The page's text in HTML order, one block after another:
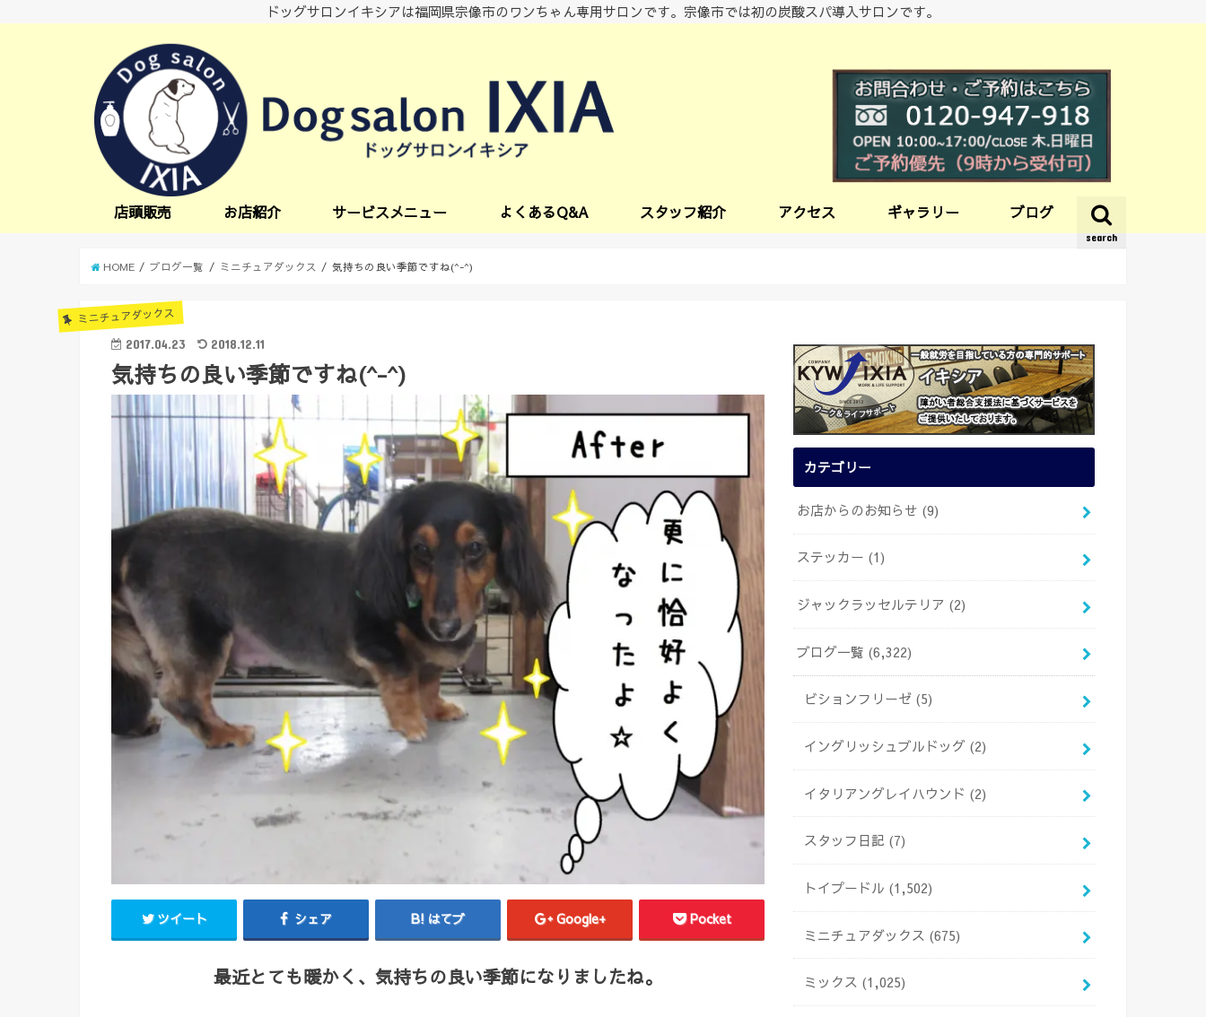
ドッグサロンイキシアは福岡県宗像市のワンちゃん専用サロンです。宗像市では初の炭酸スパ導入サロンです。
search
店頭販売 お店紹介 サービスメニュー よくあるQ&A スタッフ紹介 アクセス ギャラリー ブログ
HOME ブログ一覧 ミニチュアダックス 気持ちの良い季節ですね(^-^)
ミニチュアダックス
2017.04.23 2018.12.11
気持ちの良い季節ですね(^-^)
ツイート シェア はてブ Google+ Pocket
最近とても暖かく、気持ちの良い季節になりましたね。
カテゴリー
お店からのお知らせ (9)
ステッカー (1)
ジャックラッセルテリア (2)
ブログ一覧 (6,322)
ビションフリーゼ (5)
イングリッシュブルドッグ (2)
イタリアングレイハウンド (2)
スタッフ日記 (7)
トイプードル (1,502)
ミニチュアダックス (675)
ミックス (1,025)